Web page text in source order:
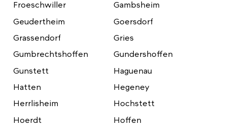
Froeschwiller
Gambsheim
Geudertheim
Goersdorf
Grassendorf
Gries
Gumbrechtshoffen
Gundershoffen
Gunstett
Haguenau
Hatten
Hegeney
Herrlisheim
Hochstett
Hoerdt
Hoffen